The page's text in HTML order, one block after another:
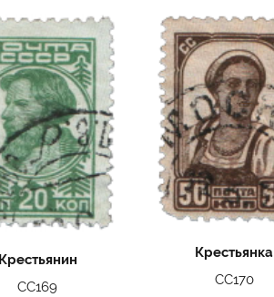
Крестьянин
СС169
Крестьянка
СС170